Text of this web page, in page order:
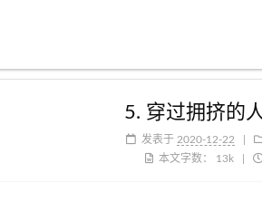
5. 穿过拥挤的
发表于 2020-12-22
本文字数：
13k